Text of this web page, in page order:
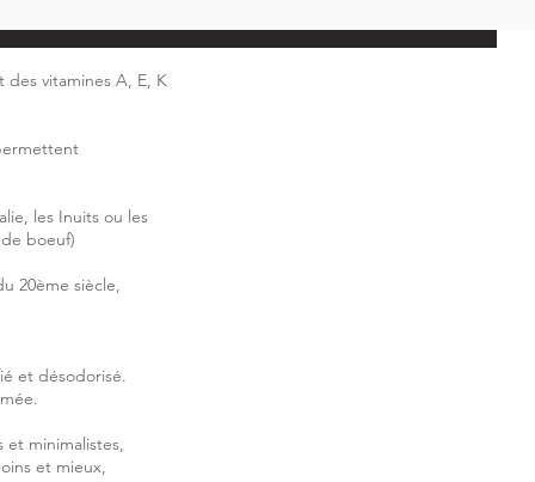
vitamines A, E, K
les Inuits ou les
boeuf)
20ème siècle,
et désodorisé.
et minimalistes,
et mieux,